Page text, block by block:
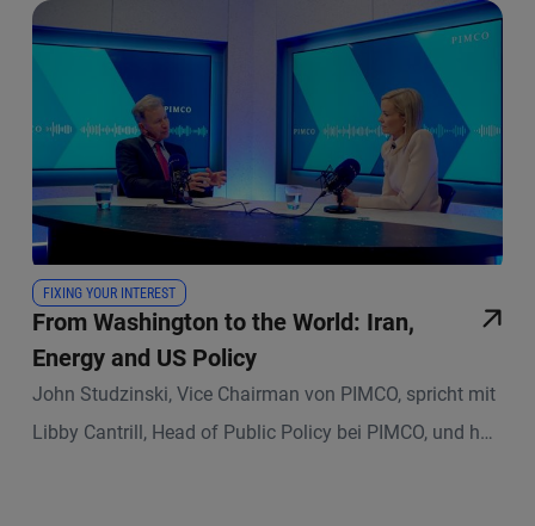
FIXING YOUR INTEREST
From Washington to the World: Iran,
Energy and US Policy
John Studzinski, Vice Chairman von PIMCO, spricht mit
Libby Cantrill, Head of Public Policy bei PIMCO, und holt